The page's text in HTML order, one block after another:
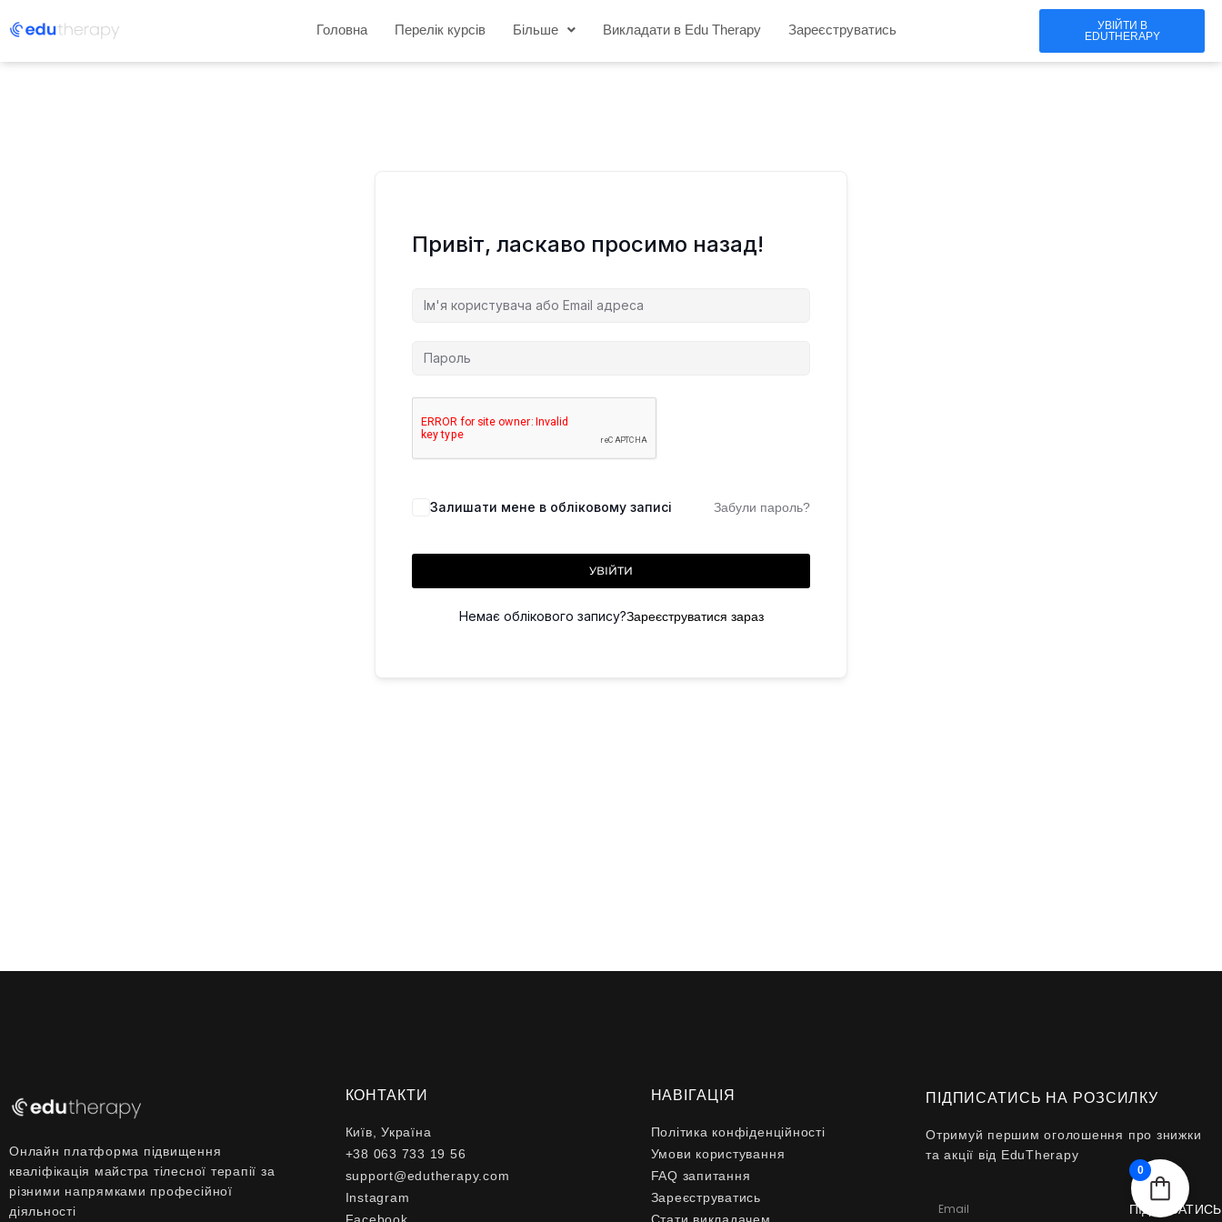
Головна Перелік курсів Більше Викладати в Edu Therapy Зареєструватись
УВІЙТИ В
EDUTHERAPY
Привіт, ласкаво просимо назад!
Залишати мене в обліковому записі Забули пароль?
УВІЙТИ
Немає облікового запису?Зареєструватися зараз
Онлайн платформа підвищення
кваліфікація майстра тілесної терапії за
різними напрямками професійної
діяльності
КОНТАКТИ
Київ, Україна
+38 063 733 19 56
support@edutherapy.com
Instagram
НАВІГАЦІЯ
Політика конфіденційності
Умови користування
FAQ запитання
Зареєструватись
ПІДПИСАТИСЬ НА РОЗСИЛКУ
Отримуй першим оголошення про знижки
та акції від EduTherapy
ПІДПИСАТИСЬ
0